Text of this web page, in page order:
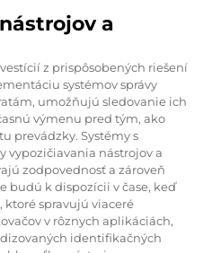
a
z prispôsobených riešení
systémov správy
umožňujú sledovanie ich
výmenu pred tým, ako
prevádzky. Systémy s
vypozičiavania nástrojov a
zodpovednosť a zároveň
budú k dispozícii v čase, keď
spravujú viaceré
v rôznych aplikáciách,
identifikačných